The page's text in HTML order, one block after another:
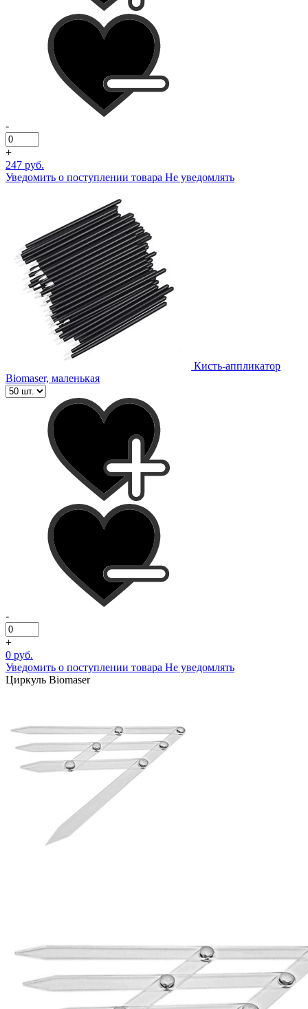
-
+
247 руб.
Уведомить о поступлении товара Не уведомлять
Кисть-аппликатор
Biomaser, маленькая
-
+
0 руб.
Уведомить о поступлении товара Не уведомлять
Циркуль Biomaser